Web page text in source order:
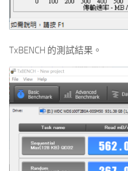
TxBENCH 的測試結果。